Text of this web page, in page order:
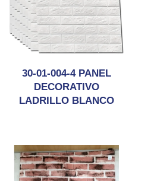
30-01-004-4 PANEL
DECORATIVO
LADRILLO BLANCO